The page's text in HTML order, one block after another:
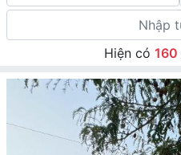
Hiện có 160